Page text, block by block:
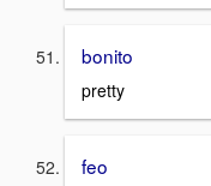
bonito
pretty
feo